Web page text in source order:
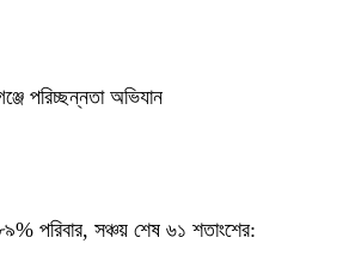
পরিচ্ছন্নতা অভিযান
পরিবার, সঞ্চয় শেষ ৬১ শতাংশের: